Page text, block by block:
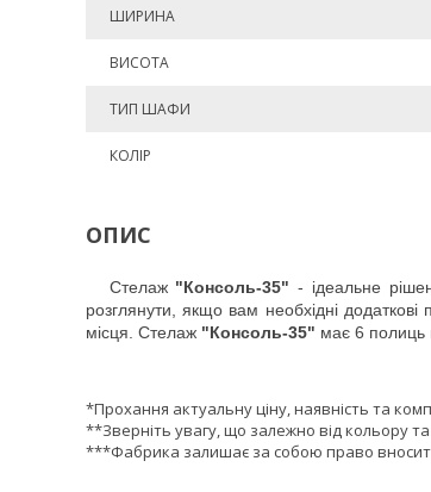
ШИРИНА
ВИСОТА
ТИП ШАФИ
КОЛІР
ОПИС
Стелаж "Консоль-35" - ідеальне
розглянути, якщо вам необхідні
місця. Стелаж "Консоль-35" має 6 полиць
*Прохання актуальну ціну, наявність та
**Зверніть увагу, що залежно від кольору
***Фабрика залишає за собою право